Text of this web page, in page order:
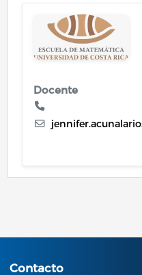
Image
Docente
Contacto